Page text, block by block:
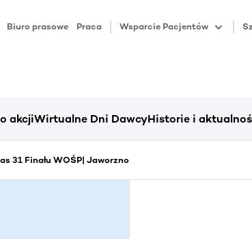
Biuro prasowe Praca Wsparcie Pacjentów
akcjiWirtualne Dni DawcyHistorie i
31 Finału WOŚP| Jaworzno